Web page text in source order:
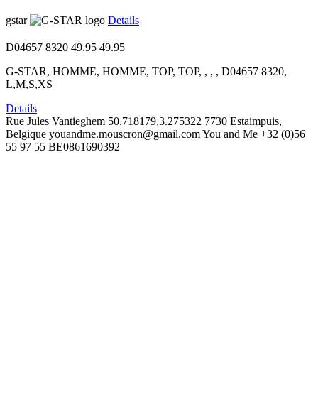
gstar Details
D04657 8320 49.95 49.95
G-STAR, HOMME, HOMME, TOP, TOP, , , , D04657 8320,
L,M,S,XS
Details
Rue Jules Vantieghem 50.718179,3.275322 7730 Estaimpuis,
Belgique youandme.mouscron@gmail.comYou and Me +32 (0)56
55 97 55 BE0861690392